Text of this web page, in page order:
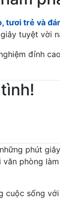
tươi trẻ và
tuyệt vời
đỉnh
phút giây
phòng làm
cuộc sống với